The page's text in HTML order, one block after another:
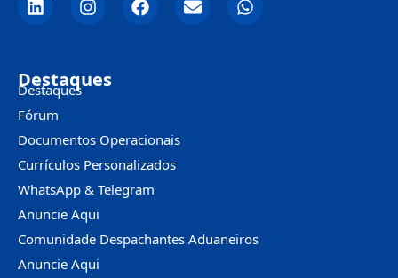
Destaques
Destaques
Fórum
Documentos Operacionais
Currículos Personalizados
WhatsApp & Telegram
Anuncie Aqui
Comunidade Despachantes Aduaneiros
Anuncie Aqui